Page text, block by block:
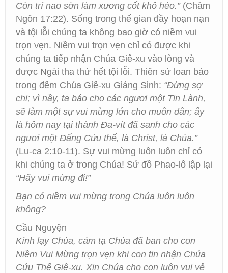
Còn trí nao sờn làm xương cốt khô héo.” (Châm
Ngôn 17:22). Sống trong thế gian đầy hoạn nạn
và tội lỗi chúng ta không bao giờ có niềm vui
trọn vẹn. Niềm vui trọn vẹn chỉ có được khi
chúng ta tiếp nhận Chúa Giê-xu vào lòng và
được Ngài tha thứ hết tội lỗi. Thiên sứ loan báo
trong đêm Chúa Giê-xu Giáng Sinh: “Đừng sợ
chi; vì nầy, ta báo cho các ngươi một Tin Lành,
sẽ làm một sự vui mừng lớn cho muôn dân; ấy
là hôm nay tại thành Đa-vít đã sanh cho các
ngươi một Đấng Cứu thế, là Christ, là Chúa.”
(Lu-ca 2:10-11). Sự vui mừng luôn luôn chỉ có
khi chúng ta ở trong Chúa! Sứ đồ Phao-lô lập lại
“Hãy vui mừng đi!”
Bạn có niềm vui mừng trong Chúa luôn luôn
không?
Cầu Nguyện
Kính lạy Chúa, cảm tạ Chúa đã ban cho con
Niềm Vui Mừng trọn vẹn khi con tin nhận Chúa
Cứu Thế Giê-xu. Xin Chúa cho con luôn vui vẻ